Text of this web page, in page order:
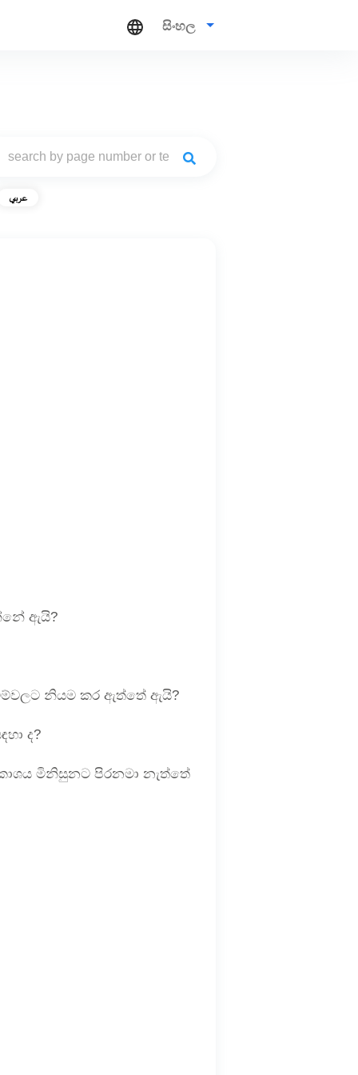
සිංහල
عربي
ඇයි?
නියම කර ඇත්තේ ඇයි?
ද?
මිනිසුනට පිරනමා නැත්තේ